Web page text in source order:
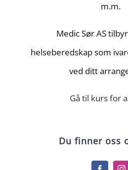
m.m.
Medic Sør AS
helseberedskap som
ved ditt
Gå til kurs for
Du finner oss